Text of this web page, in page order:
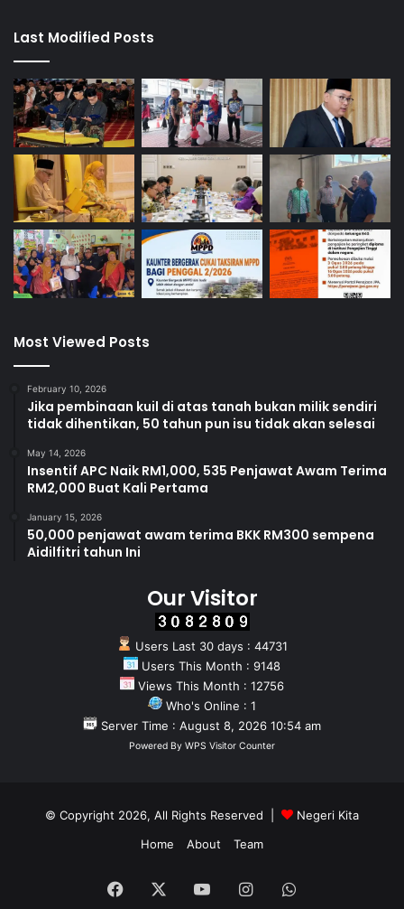
Last Modified Posts
Most Viewed Posts
February 10, 2026
Jika pembinaan kuil di atas tanah bukan milik sendiri
tidak dihentikan, 50 tahun pun isu tidak akan selesai
May 14, 2026
Insentif APC Naik RM1,000, 535 Penjawat Awam Terima
RM2,000 Buat Kali Pertama
January 15, 2026
50,000 penjawat awam terima BKK RM300 sempena
Aidilfitri tahun Ini
Our Visitor
Users Last 30 days : 44731
Users This Month : 9148
Views This Month : 12756
Who's Online : 1
Server Time : August 8, 2026 10:54 am
Powered By WPS Visitor Counter
© Copyright 2026, All Rights Reserved |
Negeri Kita
Home
About Team
Facebook YouTubeInstagramWhatsApp